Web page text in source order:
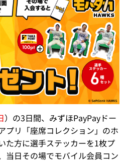
）の3日間、みずほPayPayドー
プリ「座席コレクション」のホ
た方に選手ステッカーを1枚プ
当日その場でモバイル会員コン